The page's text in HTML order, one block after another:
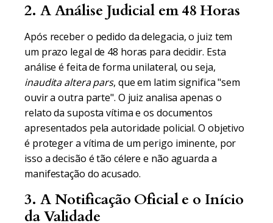
2. A Análise Judicial em 48 Horas
Após receber o pedido da delegacia, o juiz tem
um prazo legal de 48 horas para decidir. Esta
análise é feita de forma unilateral, ou seja,
inaudita altera pars, que em latim significa "sem
ouvir a outra parte". O juiz analisa apenas o
relato da suposta vítima e os documentos
apresentados pela autoridade policial. O objetivo
é proteger a vítima de um perigo iminente, por
isso a decisão é tão célere e não aguarda a
manifestação do acusado.
3. A Notificação Oficial e o Início
da Validade